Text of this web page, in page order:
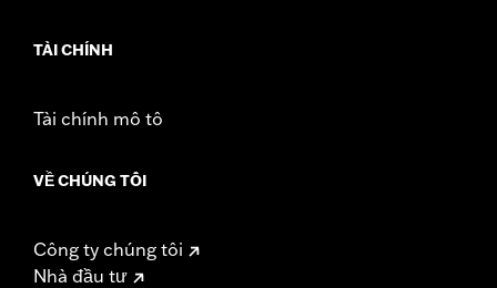
TÀI CHÍNH
Tài chính mô tô
VỀ CHÚNG TÔI
Công ty chúng tôi
Nhà đầu tư